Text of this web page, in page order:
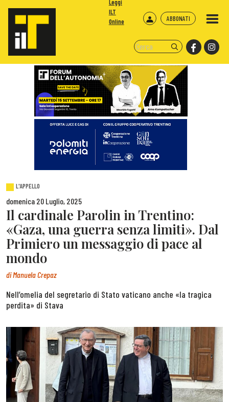
ABBONATI
Leggi
ILT
Online
L'APPELLO
domenica 20 Luglio, 2025
Il cardinale Parolin in Trentino:
«Gaza, una guerra senza limiti». Dal
Primiero un messaggio di pace al
mondo
diManuela Crepaz
Nell’omelia del segretario di Stato vaticano anche «la tragica
perdita» di Stava